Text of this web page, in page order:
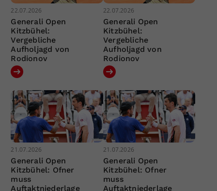
22.07.2026
Generali Open
Kitzbühel:
Vergebliche
Aufholjagd von
Rodionov
22.07.2026
Generali Open
Kitzbühel:
Vergebliche
Aufholjagd von
Rodionov
21.07.2026
Generali Open
Kitzbühel: Ofner
muss
Auftaktniederlage
21.07.2026
Generali Open
Kitzbühel: Ofner
muss
Auftaktniederlage